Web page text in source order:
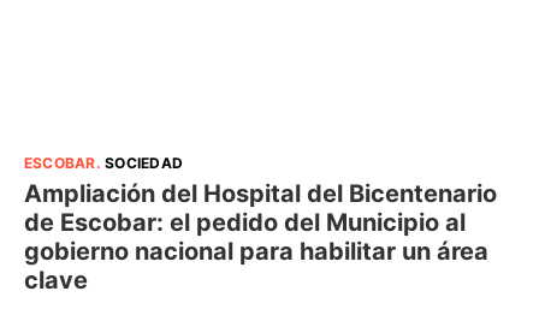
ESCOBAR.SOCIEDAD
Ampliación del Hospital del Bicentenario
de Escobar: el pedido del Municipio al
gobierno nacional para habilitar un área
clave